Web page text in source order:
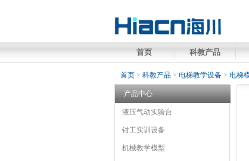
首页 科教产品
首页 > 科教产品 > 电梯教学设备 > 电梯
产品中心
液压气动实验台
液压实验台
透明液压实验台
钳工实训设备
钳工实训台
机械教学模型